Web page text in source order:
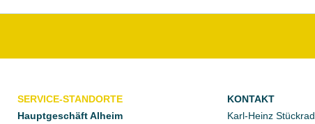
SERVICE-STANDORTE
Hauptgeschäft Alheim
KONTAKT
Karl-Heinz Stückrad